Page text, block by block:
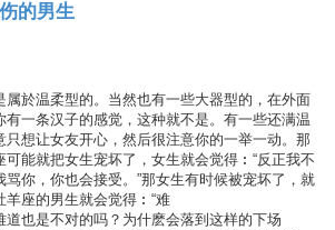
的男生
属於温柔型的。当然也有一些大器型的，在外面
有一条汉子的感觉，这种就不是。有一些还满温
只想让女友开心，然后很注意你的一举一动。那
能就把女生宠坏了，女生就会觉得︰“反正我不
你，你也会接受。”那女生有时候被宠坏了，就
座的男生就会觉得︰“难
道也是不对的吗？为什麽会落到这样的下场